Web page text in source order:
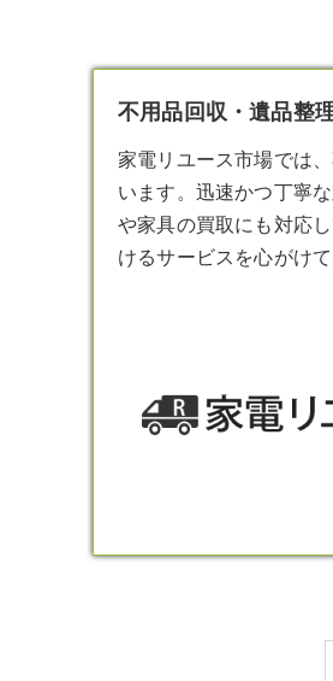
不用品回収・遺品整
家電リユース市場では
います。迅速かつ丁寧
や家具の買取にも対応
けるサービスを心がけ